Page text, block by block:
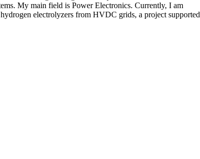
My main field is Power Electronics. Currently, I am
electrolyzers from HVDC grids, a project supported